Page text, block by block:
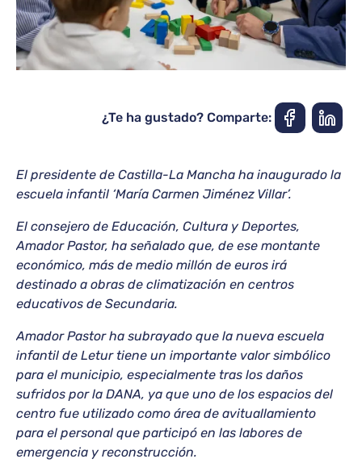
¿Te ha gustado? Comparte:
El presidente de Castilla-La Mancha ha inaugurado la
escuela infantil ‘María Carmen Jiménez Villar’.
El consejero de Educación, Cultura y Deportes,
Amador Pastor, ha señalado que, de ese montante
económico, más de medio millón de euros irá
destinado a obras de climatización en centros
educativos de Secundaria.
Amador Pastor ha subrayado que la nueva escuela
infantil de Letur tiene un importante valor simbólico
para el municipio, especialmente tras los daños
sufridos por la DANA, ya que uno de los espacios del
centro fue utilizado como área de avituallamiento
para el personal que participó en las labores de
emergencia y reconstrucción.